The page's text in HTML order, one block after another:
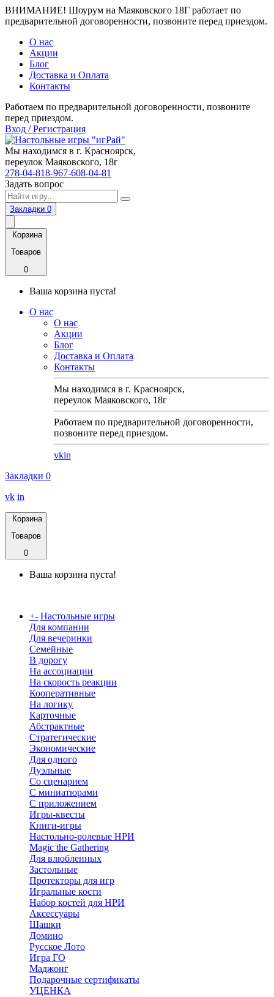
ВНИМАНИЕ! Шоурум на Маяковского 18Г работает по
предварительной договоренности, позвоните перед приездом.
О нас
Акции
Блог
Доставка и Оплата
Контакты
Работаем по предварительной договоренности, позвоните
перед приездом.
Вход / Регистрация
Мы находимся в г. Красноярск,
переулок Маяковского, 18г
278-04-818-967-608-04-81
Задать вопрос
Закладки 0
Корзина
Товаров
0
Ваша корзина пуста!
О нас
О нас
Акции
Блог
Доставка и Оплата
Контакты
Мы находимся в г. Красноярск,
переулок Маяковского, 18г
Работаем по предварительной договоренности,
позвоните перед приездом.
vkin
Закладки 0
vk in
Корзина
Товаров
0
Ваша корзина пуста!
+- Настольные игры
Для компании
Для вечеринки
Семейные
В дорогу
На ассоциации
На скорость реакции
Кооперативные
На логику
Карточные
Абстрактные
Стратегические
Экономические
Для одного
Дуэльные
Со сценарием
С миниатюрами
С приложением
Игры-квесты
Книги-игры
Настольно-ролевые НРИ
Magic the Gathering
Для влюбленных
Застольные
Протекторы для игр
Игральные кости
Набор костей для НРИ
Аксессуары
Шашки
Домино
Русское Лото
Игра ГО
Маджонг
Подарочные сертификаты
УЦЕНКА